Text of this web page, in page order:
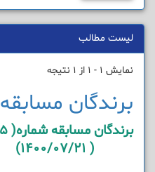
لیست مطالب
نمایش 1 - 1 از 1 نتیجه
برندگان مسابقه 445
برندگان مسابقه شماره( 445)
( 1400/07/21)